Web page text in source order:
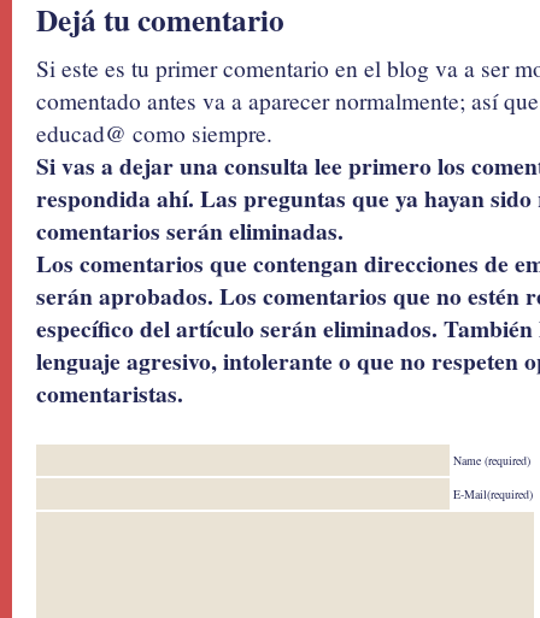
Dejá tu comentario
Si este es tu primer comentario en el blog va a ser
comentado antes va a aparecer normalmente; así
educad@ como siempre.
Si vas a dejar una consulta lee primero los
respondida ahí. Las preguntas que ya hayan
comentarios serán eliminadas.
Los comentarios que contengan direcciones de
serán aprobados. Los comentarios que no estén
específico del artículo serán eliminados.
lenguaje agresivo, intolerante o que no respeten
comentaristas.
Name (required)
E-Mail(required)